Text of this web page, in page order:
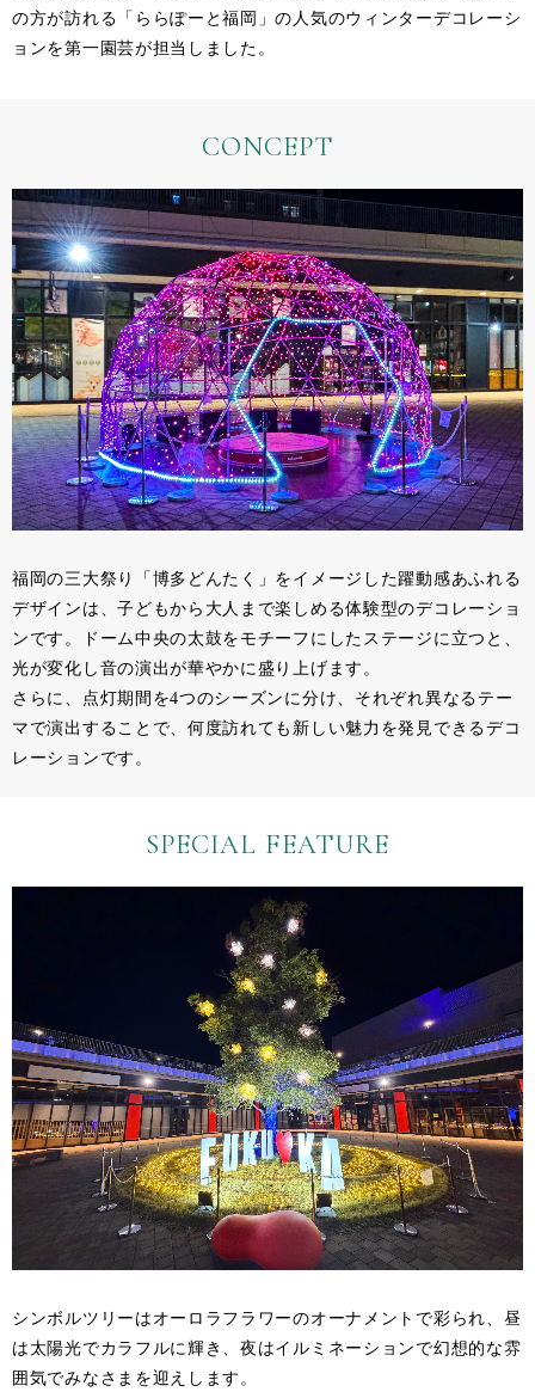
の方が訪れる「ららぽーと福岡」の人気のウィンターデコレーシ
ョンを第一園芸が担当しました。
CONCEPT
福岡の三大祭り「博多どんたく」をイメージした躍動感あふれる
デザインは、子どもから大人まで楽しめる体験型のデコレーショ
ンです。ドーム中央の太鼓をモチーフにしたステージに立つと、
光が変化し音の演出が華やかに盛り上げます。
さらに、点灯期間を4つのシーズンに分け、それぞれ異なるテー
マで演出することで、何度訪れても新しい魅力を発見できるデコ
レーションです。
SPECIAL FEATURE
シンボルツリーはオーロラフラワーのオーナメントで彩られ、昼
は太陽光でカラフルに輝き、夜はイルミネーションで幻想的な雰
囲気でみなさまを迎えします。